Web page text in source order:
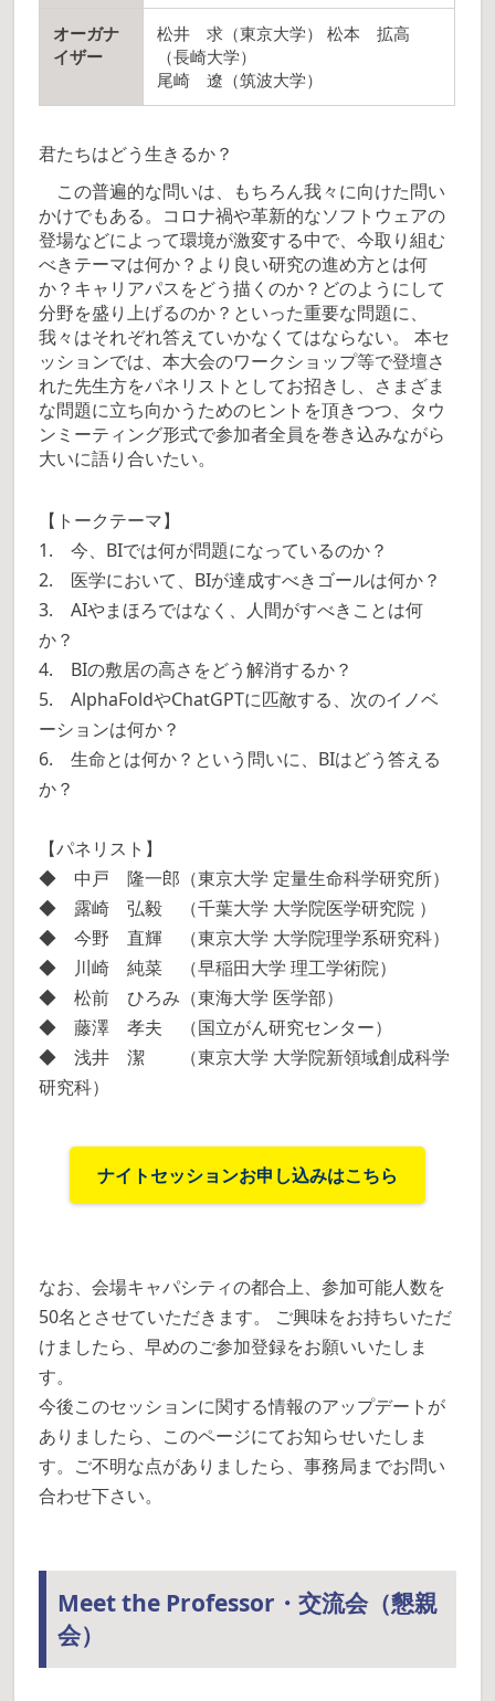
オーガナ
イザー
松井 求（東京大学） 松本 拡高
（長崎大学）
尾崎 遼（筑波大学）
君たちはどう生きるか？
この普遍的な問いは、もちろん我々に向けた問い
かけでもある。コロナ禍や革新的なソフトウェアの
登場などによって環境が激変する中で、今取り組む
べきテーマは何か？より良い研究の進め方とは何
か？キャリアパスをどう描くのか？どのようにして
分野を盛り上げるのか？といった重要な問題に、
我々はそれぞれ答えていかなくてはならない。 本セ
ッションでは、本大会のワークショップ等で登壇さ
れた先生方をパネリストとしてお招きし、さまざま
な問題に立ち向かうためのヒントを頂きつつ、タウ
ンミーティング形式で参加者全員を巻き込みながら
大いに語り合いたい。
【トークテーマ】
1. 今、BIでは何が問題になっているのか？
2. 医学において、BIが達成すべきゴールは何か？
3. AIやまほろではなく、人間がすべきことは何
か？
4. BIの敷居の高さをどう解消するか？
5. AlphaFoldやChatGPTに匹敵する、次のイノベ
ーションは何か？
6. 生命とは何か？という問いに、BIはどう答える
か？
【パネリスト】
◆ 中戸 隆一郎（東京大学 定量生命科学研究所）
◆ 露崎 弘毅 （千葉大学 大学院医学研究院 ）
◆ 今野 直輝 （東京大学 大学院理学系研究科）
◆ 川崎 純菜 （早稲田大学 理工学術院）
◆ 松前 ひろみ（東海大学 医学部）
◆ 藤澤 孝夫 （国立がん研究センター）
◆ 浅井 潔 （東京大学 大学院新領域創成科学
研究科）
ナイトセッションお申し込みはこちら
なお、会場キャパシティの都合上、参加可能人数を
50名とさせていただきます。 ご興味をお持ちいただ
けましたら、早めのご参加登録をお願いいたしま
す。
今後このセッションに関する情報のアップデートが
ありましたら、このページにてお知らせいたしま
す。ご不明な点がありましたら、事務局までお問い
合わせ下さい。
Meet the Professor・交流会（懇親
会）